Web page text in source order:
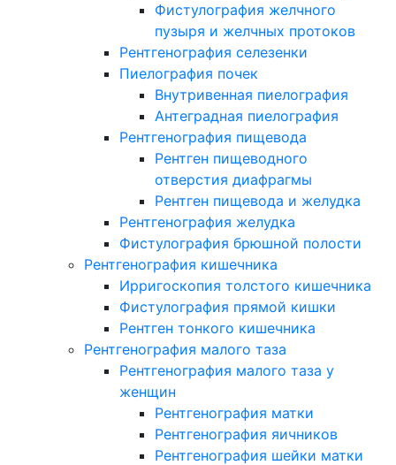
Фистулография желчного
пузыря и желчных протоков
Рентгенография селезенки
Пиелография почек
Внутривенная пиелография
Антеградная пиелография
Рентгенография пищевода
Рентген пищеводного
отверстия диафрагмы
Рентген пищевода и желудка
Рентгенография желудка
Фистулография брюшной полости
Рентгенография кишечника
Ирригоскопия толстого кишечника
Фистулография прямой кишки
Рентген тонкого кишечника
Рентгенография малого таза
Рентгенография малого таза у
женщин
Рентгенография матки
Рентгенография яичников
Рентгенография шейки матки